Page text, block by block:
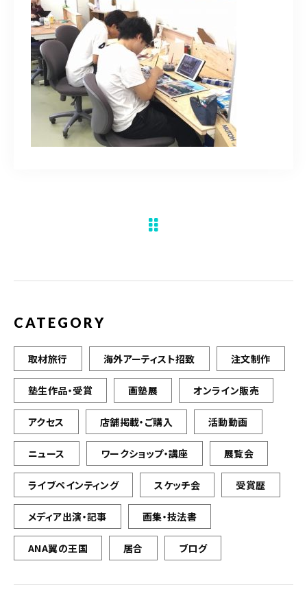
CATEGORY
取材旅行 海外アーティスト招致 注文制作
塾生作品・受賞 画塾展 オンライン販売
アクセス 店舗掲載・ご購入 活動動画
ニュース ワークショップ・講座 展覧会
ライブペインティング スケッチ会 受賞歴
メディア出演・記事 画集・技法書
ANA翼の王国 居合 ブログ
ATELIER
水彩ブログ
CONTACT
お問い合わせ